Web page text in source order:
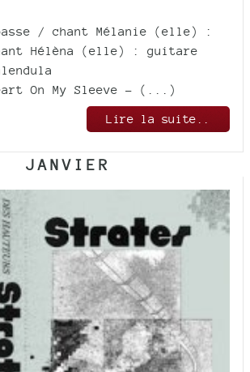
/ chant Mélanie (elle) :
Hélèna (elle) : guitare
On My Sleeve - (...)
Lire la suite..
JANVIER